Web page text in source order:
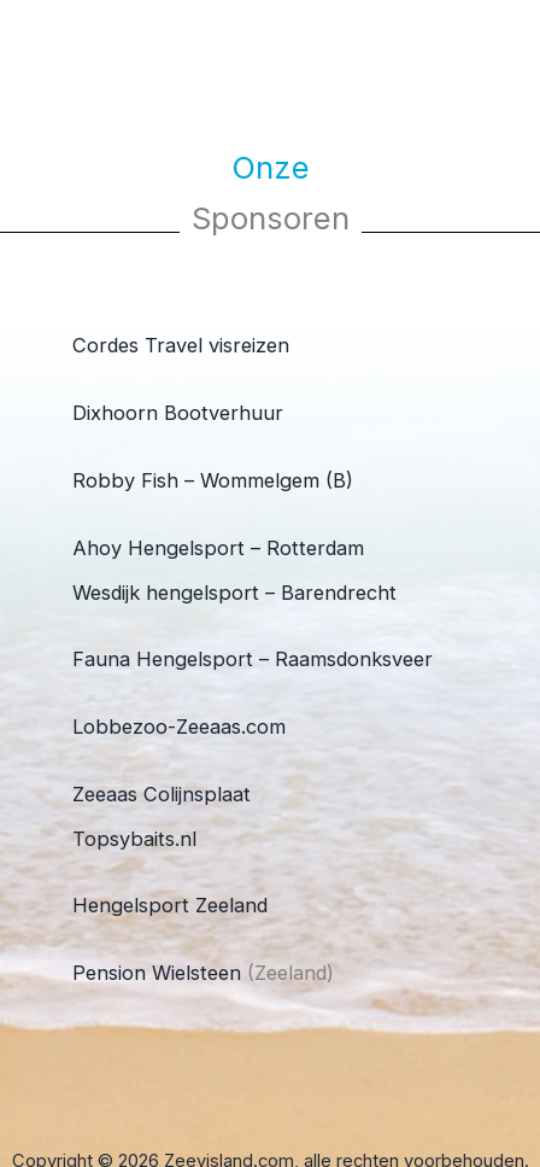
Onze
Sponsoren
Cordes Travel visreizen
Dixhoorn Bootverhuur
Robby Fish – Wommelgem (B)
Ahoy Hengelsport – Rotterdam
Wesdijk hengelsport – Barendrecht
Fauna Hengelsport – Raamsdonksveer
Lobbezoo-Zeeaas.com
Zeeaas Colijnsplaat
Topsybaits.nl
Hengelsport Zeeland
Pension Wielsteen (Zeeland)
Copyright © 2026 Zeevisland.com, alle rechten voorbehouden.